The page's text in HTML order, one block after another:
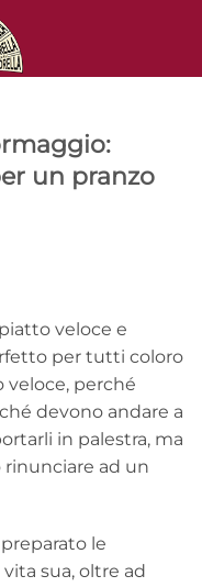
un pranzo
veloce e
per tutti coloro
veloce, perché
devono andare a
in palestra, ma
ad un
le
sua, oltre ad